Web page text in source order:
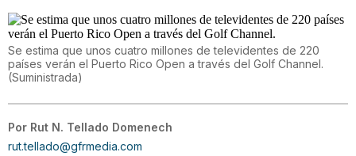
Se estima que unos cuatro millones de televidentes de 220
países verán el Puerto Rico Open a través del Golf Channel.
(Suministrada)
Por Rut N. Tellado Domenech
rut.tellado@gfrmedia.com